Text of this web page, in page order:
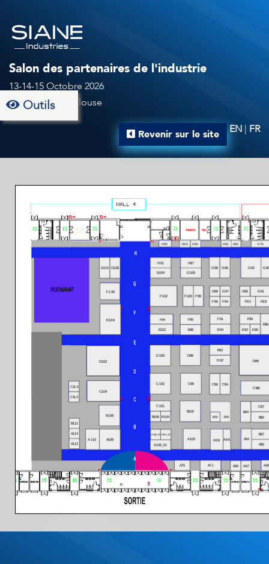
Salon des partenaires de l'industrie
13-14-15 Octobre 2026
Au MEETT à Toulouse
Revenir sur le site EN | FR
Outils